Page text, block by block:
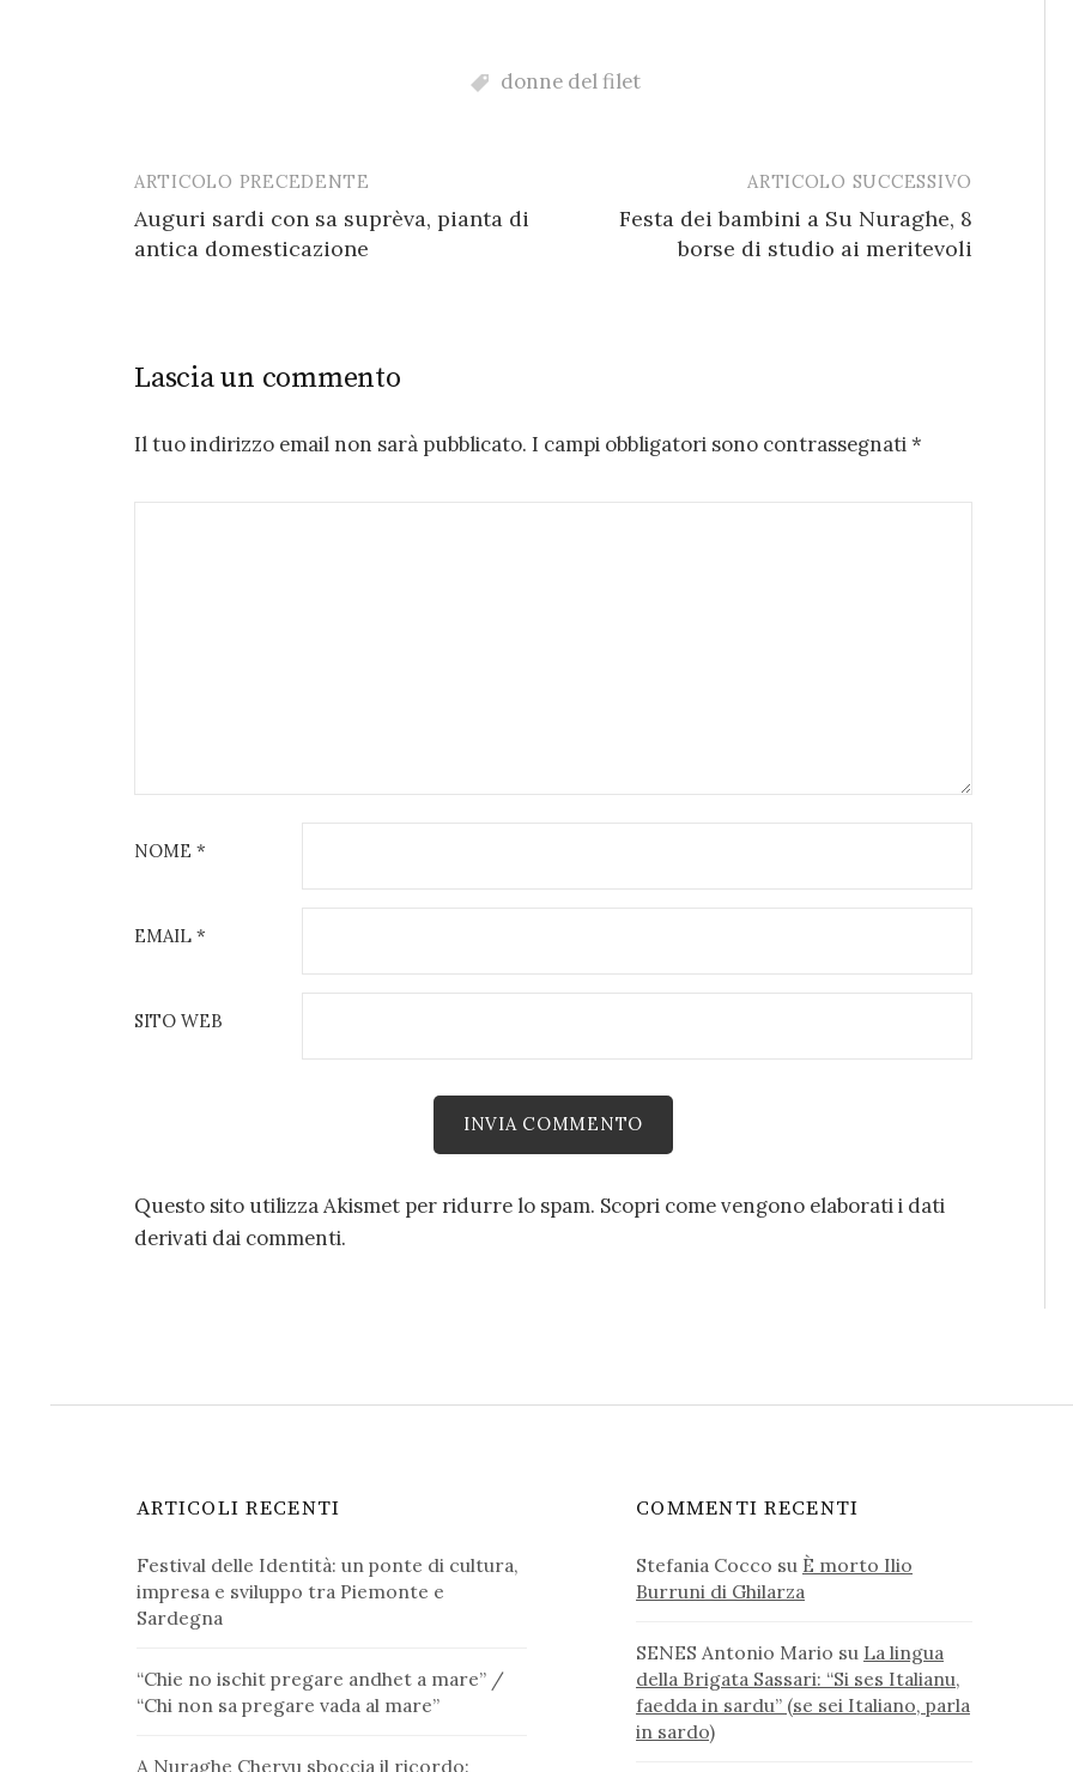
donne del filet
Post
navigation
ARTICOLO PRECEDENTE
Auguri sardi con sa suprèva, pianta di
antica domesticazione
ARTICOLO SUCCESSIVO
Festa dei bambini a Su Nuraghe, 8
borse di studio ai meritevoli
Lascia un commento
Il tuo indirizzo email non sarà pubblicato. I campi obbligatori sono contrassegnati*
NOME *
EMAIL *
SITO WEB
Questo sito utilizza Akismet per ridurre lo spam. Scopri come vengono elaborati i dati
derivati dai commenti.
ARTICOLI RECENTI
Festival delle Identità: un ponte di cultura,
impresa e sviluppo tra Piemonte e
Sardegna
“Chie no ischit pregare andhet a mare” /
“Chi non sa pregare vada al mare”
A Nuraghe Chervu sboccia il ricordo:
COMMENTI RECENTI
Stefania Cocco su È morto Ilio
Burruni di Ghilarza
SENES Antonio Mario su La lingua
della Brigata Sassari: “Si ses Italianu,
faedda in sardu” (se sei Italiano, parla
in sardo)